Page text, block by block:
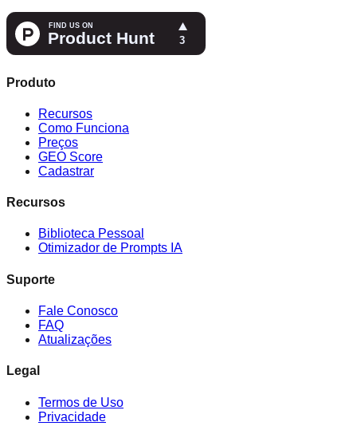
Produto
Recursos
Como Funciona
Preços
GEO Score
Cadastrar
Recursos
Biblioteca Pessoal
Otimizador de Prompts IA
Suporte
Fale Conosco
FAQ
Atualizações
Legal
Termos de Uso
Privacidade